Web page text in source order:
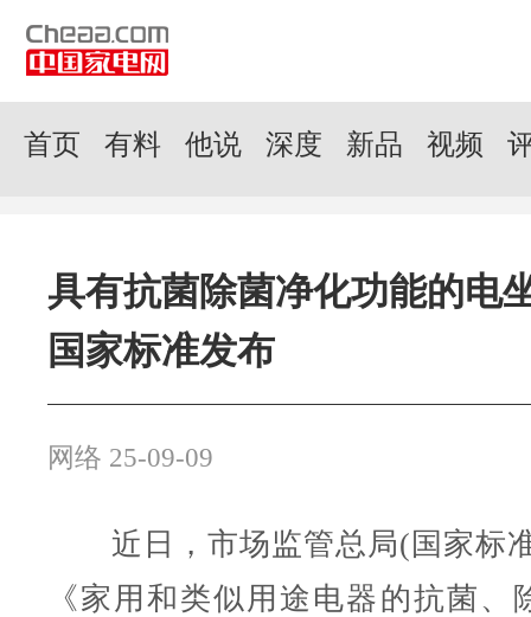
首页 有料 他说 深度 新品 视频
具有抗菌除菌净化功能的电
国家标准发布
网络 25-09-09
近日，市场监管总局(国家标
《家用和类似用途电器的抗菌、